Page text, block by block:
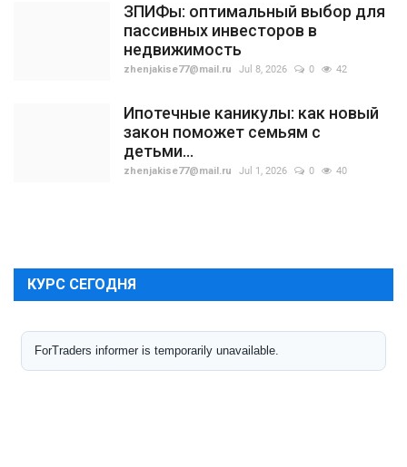
ЗПИФы: оптимальный выбор для
пассивных инвесторов в
недвижимость
zhenjakise77@mail.ru Jul 8, 2026 0 42
Ипотечные каникулы: как новый
закон поможет семьям с
детьми...
zhenjakise77@mail.ru Jul 1, 2026 0 40
КУРС СЕГОДНЯ